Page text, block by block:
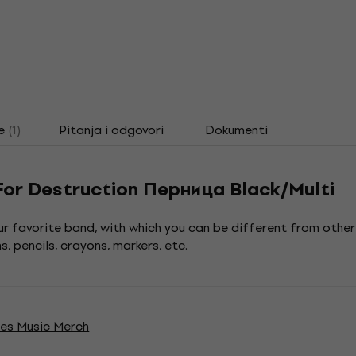
(1) Pitanja i odgovori Dokumenti
Destruction Перница Black/Multi
favorite band, with which you can be different from
crayons, markers, etc.
Music Merch